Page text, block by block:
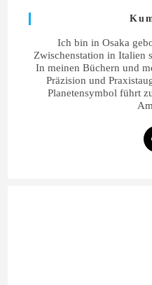
Ich bin in Osaka
Zwischenstation in Italien
In meinen Büchern und
Präzision und
Planetensymbol führt